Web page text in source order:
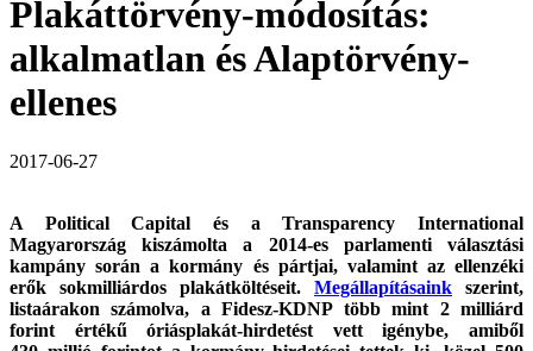
Plakáttörvény-módosítás:
alkalmatlan és Alaptörvény-
ellenes
2017-06-27
A Political Capital és a Transparency International
Magyarország kiszámolta a 2014-es parlamenti választási
kampány során a kormány és pártjai, valamint az ellenzéki
erők sokmilliárdos plakátköltéseit. Megállapításaink szerint,
listaárakon számolva, a Fidesz-KDNP több mint 2 milliárd
forint értékű óriásplakát-hirdetést vett igénybe, amiből